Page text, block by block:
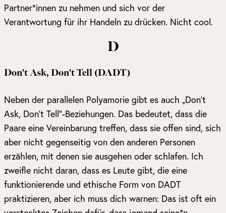
Partner*innen zu nehmen und sich vor der
Verantwortung für ihr Handeln zu drücken. Nicht cool.
D
Don't Ask, Don't Tell (DADT)
Neben der parallelen Polyamorie gibt es auch „Don’t
Ask, Don’t Tell“-Beziehungen. Das bedeutet, dass die
Paare eine Vereinbarung treffen, dass sie offen sind, sich
aber nicht gegenseitig von den anderen Personen
erzählen, mit denen sie ausgehen oder schlafen. Ich
zweifle nicht daran, dass es Leute gibt, die eine
funktionierende und ethische Form von DADT
praktizieren, aber ich muss dich warnen: Das ist oft ein